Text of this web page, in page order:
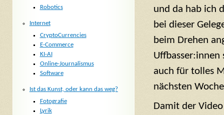
und da hab ich
bei dieser
beim Drehen
auch für tolles
nächsten
Damit der
Robotics
Internet
CryptoCurrencies
E-Commerce
KI-AI
Online-Journalismus
Software
Ist das Kunst, oder kann das weg?
Fotografie
Lyrik